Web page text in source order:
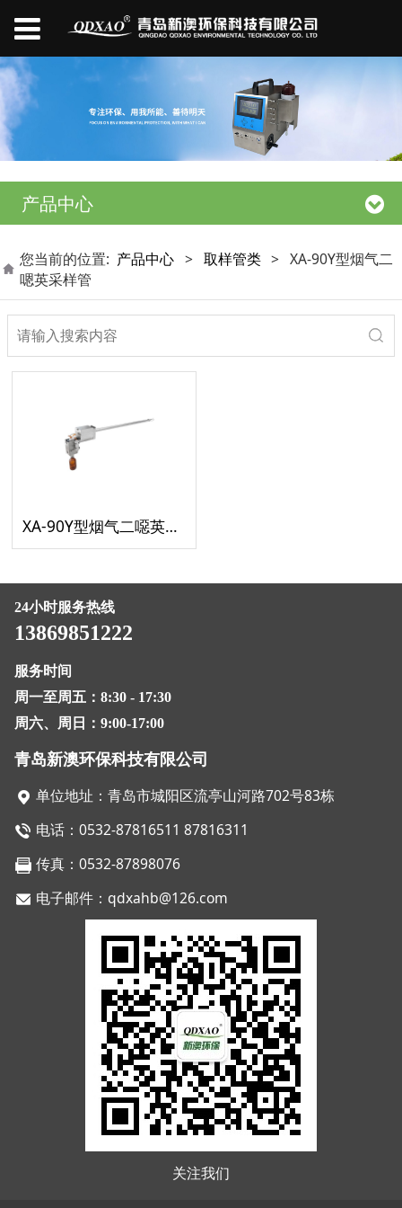
产品中心
您当前的位置: 产品中心 > 取样管类 > XA-90Y型烟气二
嗯英采样管
XA-90Y型烟气二噁英采样管
24小时服务热线
13869851222
服务时间
周一至周五：8:30 - 17:30
周六、周日：9:00-17:00
青岛新澳环保科技有限公司
单位地址：青岛市城阳区流亭山河路702号83栋
电话：0532-87816511 87816311
传真：0532-87898076
电子邮件：qdxahb@126.com
关注我们